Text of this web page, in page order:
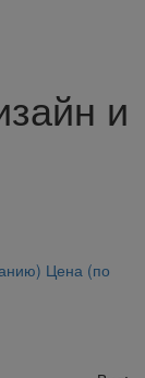
и
Цена (по